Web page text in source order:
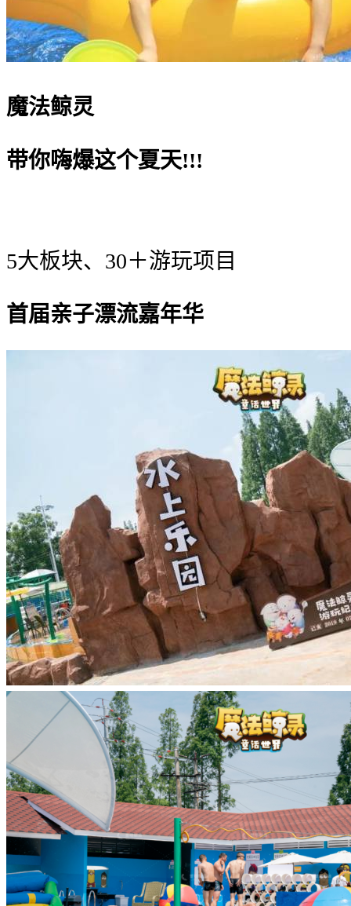
魔法鲸灵
带你嗨爆这个夏天!!!
5大板块、30＋游玩项目
首届亲子漂流嘉年华